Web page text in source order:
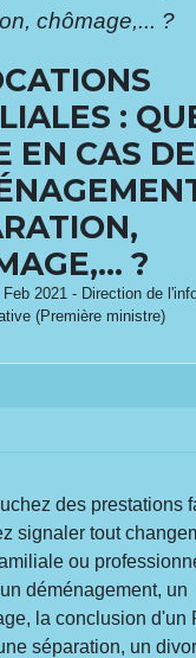
chômage,... ?
:
EN CAS DE
?
2021 - Direction de
(Première ministre)
des prestations
signaler tout
ou
déménagement, un
la conclusion d'un
séparation, un